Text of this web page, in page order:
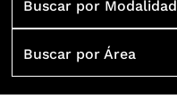
Buscar por Modalidad
Buscar por Área